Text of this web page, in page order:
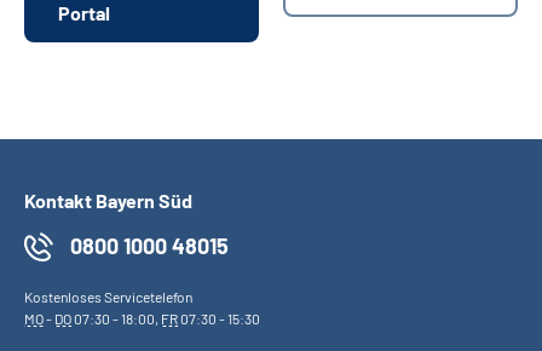
Portal
Kontakt Bayern Süd
0800 1000 48015
Kostenloses Servicetelefon
MO- DO07:30 - 18:00, FR07:30 - 15:30